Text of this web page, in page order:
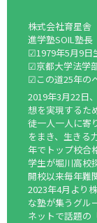
株式会社育星
進学塾SOIL塾
☑1979年5月9日
☑京都大学法学
☑この道25年の
2019年3月22日
想を実現するた
徒一人一人に寄
をまき、生きる
年でトップ校合
学生が堀川高校
開校以来毎年難
2023年4月より
な塾が集うグル
ネットで話題の